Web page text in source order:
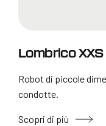
Lombrico XXS
Robot di piccole
condotte.
Scopri di più